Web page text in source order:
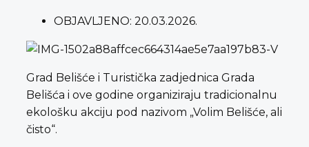
OBJAVLJENO: 20.03.2026.
Grad Belišće i Turistička zadjednica Grada
Belišća i ove godine organiziraju tradicionalnu
ekološku akciju pod nazivom „Volim Belišće, ali
čisto“.